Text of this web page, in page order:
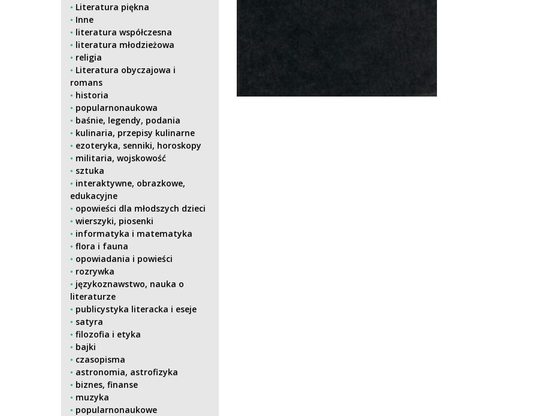
Literatura piękna
Inne
literatura współczesna
literatura młodzieżowa
religia
Literatura obyczajowa i
romans
historia
popularnonaukowa
baśnie, legendy, podania
kulinaria, przepisy kulinarne
ezoteryka, senniki, horoskopy
militaria, wojskowość
sztuka
interaktywne, obrazkowe,
edukacyjne
opowieści dla młodszych dzieci
wierszyki, piosenki
informatyka i matematyka
flora i fauna
opowiadania i powieści
rozrywka
językoznawstwo, nauka o
literaturze
publicystyka literacka i eseje
satyra
filozofia i etyka
bajki
czasopisma
astronomia, astrofizyka
biznes, finanse
muzyka
popularnonaukowe